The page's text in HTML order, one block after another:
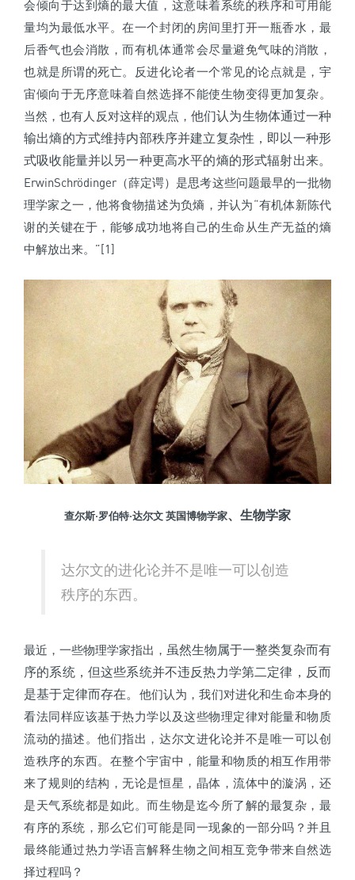
会倾向于达到熵的最大值，这意味着系统的秩序和可用能
量均为最低水平。在一个封闭的房间里打开一瓶香水，最
后香气也会消散，而有机体通常会尽量避免气味的消散，
也就是所谓的死亡。
反进化论者一个常见的论点就是，宇
宙倾向于无序意味着自然选择不能使生物变得更加复杂。
当然，也有人反对这样的观点，他们认为生物体通过一种
输出熵的方式维持内部秩序并建立复杂性，即以一种形
式吸收能量并以另一种更高水平的熵的形式辐射出来。
ErwinSchrödinger（薛定谔）是思考这些问题最早的一批物
理学家之一，他将食物描述为负熵，并认为“有机体新陈代
谢的关键在于，能够成功地将自己的生命从生产无益的熵
中解放出来。 ”[1]
查尔斯·罗伯特·达尔文 英国博物学家、生物学家
达尔文的进化论并不是唯一可以创造
秩序的东西。
最近，一些物理学家指出， 虽然生物属于一整类复杂而有
序的系统，但这些系统并不违反热力学第二定律，反而
是基于定律而存在。 他们认为，我们对进化和生命本身的
看法同样应该基于热力学以及这些物理定律对能量和物质
流动的描述。他们指出，达尔文进化论并不是唯一可以创
造秩序的东西。在整个宇宙中，能量和物质的相互作用带
来了规则的结构，无论是恒星，晶体，流体中的漩涡，还
是天气系统都是如此。而生物是迄今所了解的最复杂，最
有序的系统，那么它们可能是同一现象的一部分吗？并且
最终能通过热力学语言解释生物之间相互竞争带来自然选
择过程吗？